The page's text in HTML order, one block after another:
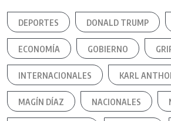
DEPORTES DONALD TRUMP
ECONOMÍA GOBIERNO
INTERNACIONALES KARL
MAGÍN DÍAZ NACIONALES